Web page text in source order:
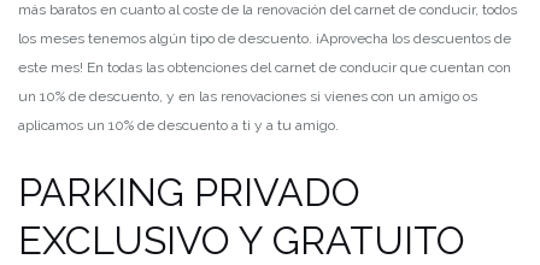
más baratos en cuanto al coste de la renovación del carnet de conducir, todos
los meses tenemos algún tipo de descuento. ¡Aprovecha los descuentos de
este mes! En todas las obtenciones del carnet de conducir que cuentan con
un 10% de descuento, y en las renovaciones si vienes con un amigo os
aplicamos un 10% de descuento a ti y a tu amigo.
PARKING PRIVADO
EXCLUSIVO Y GRATUITO